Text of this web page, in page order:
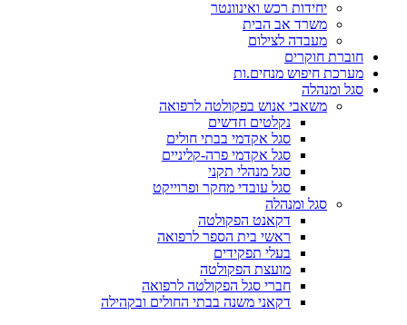
יחידות רכש ואינוונטר
משרד אב הבית
מעבדה לצילום
חוברת חוקרים
מערכת חיפוש מנחים.ות
סגל ומנהלה
משאבי אנוש בפקולטה לרפואה
נקלטים חדשים
סגל אקדמי בבתי חולים
סגל אקדמי פרה-קליניים
סגל מנהלי תקני
סגל עובדי מחקר ופרוייקט
סגל ומנהלה
דקאנט הפקולטה
ראשי בית הספר לרפואה
בעלי תפקידים
מועצת הפקולטה
חברי סגל הפקולטה לרפואה
דקאני משנה בבתי החולים ובקהילה